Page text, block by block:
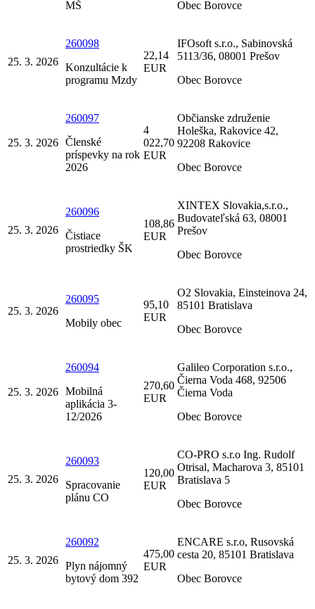
MŠ Obec Borovce
25. 3. 2026
260098
Konzultácie k
programu Mzdy
22,14
EUR
IFOsoft s.r.o., Sabinovská
5113/36, 08001 Prešov
Obec Borovce
25. 3. 2026
260097
Členské
príspevky na rok
2026
4
022,70
EUR
Občianske združenie
Holeška, Rakovice 42,
92208 Rakovice
Obec Borovce
25. 3. 2026
260096
Čistiace
prostriedky ŠK
108,86
EUR
XINTEX Slovakia,s.r.o.,
Budovateľská 63, 08001
Prešov
Obec Borovce
25. 3. 2026
260095
Mobily obec
95,10
EUR
O2 Slovakia, Einsteinova 24,
85101 Bratislava
Obec Borovce
25. 3. 2026
260094
Mobilná
aplikácia 3-
12/2026
270,60
EUR
Galileo Corporation s.r.o.,
Čierna Voda 468, 92506
Čierna Voda
Obec Borovce
25. 3. 2026
260093
Spracovanie
plánu CO
120,00
EUR
CO-PRO s.r.o Ing. Rudolf
Otrisal, Macharova 3, 85101
Bratislava 5
Obec Borovce
25. 3. 2026
260092
Plyn nájomný
bytový dom 392
475,00
EUR
ENCARE s.r.o, Rusovská
cesta 20, 85101 Bratislava
Obec Borovce